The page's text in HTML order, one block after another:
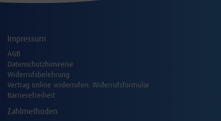
Impressum
AGB
Datenschutzhinweise
Widerrufsbelehrung
Vertrag online widerrufen: Widerrufsformular
Barrierefreiheit
Zahlmethoden